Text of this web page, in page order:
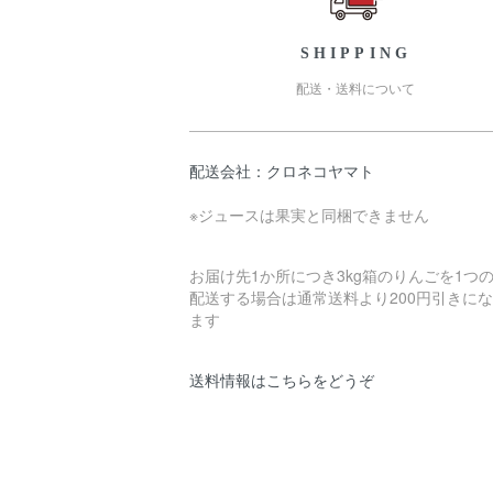
SHIPPING
配送・送料について
配送会社：クロネコヤマト
※ジュースは果実と同梱できません
お届け先1か所につき3kg箱のりんごを1つ
配送する場合は通常送料より200円引きに
ます
送料情報はこちらをどうぞ